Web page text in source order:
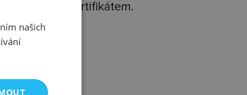
s certifikátem.
našich